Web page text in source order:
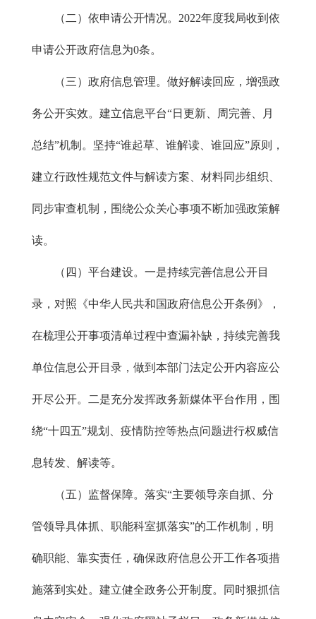
（二）依申请公开情况。2022年度我局收到依
申请公开政府信息为0条。
（三）政府信息管理。做好解读回应，增强政
务公开实效。建立信息平台“日更新、周完善、月
总结”机制。坚持“谁起草、谁解读、谁回应”原则，
建立行政性规范文件与解读方案、材料同步组织、
同步审查机制，围绕公众关心事项不断加强政策解
读。
（四）平台建设。一是持续完善信息公开目
录，对照《中华人民共和国政府信息公开条例》，
在梳理公开事项清单过程中查漏补缺，持续完善我
单位信息公开目录，做到本部门法定公开内容应公
开尽公开。二是充分发挥政务新媒体平台作用，围
绕“十四五”规划、疫情防控等热点问题进行权威信
息转发、解读等。
（五）监督保障。落实“主要领导亲自抓、分
管领导具体抓、职能科室抓落实”的工作机制，明
确职能、靠实责任，确保政府信息公开工作各项措
施落到实处。建立健全政务公开制度。同时狠抓信